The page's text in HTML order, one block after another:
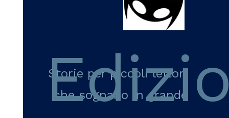
Storie per piccoli lettori
che sognano in grande